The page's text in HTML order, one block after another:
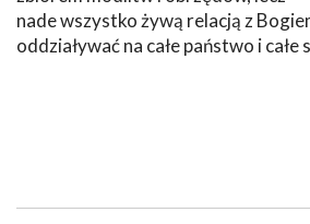
nade wszystko żywą relacją z
oddziaływać na całe państwo i całe